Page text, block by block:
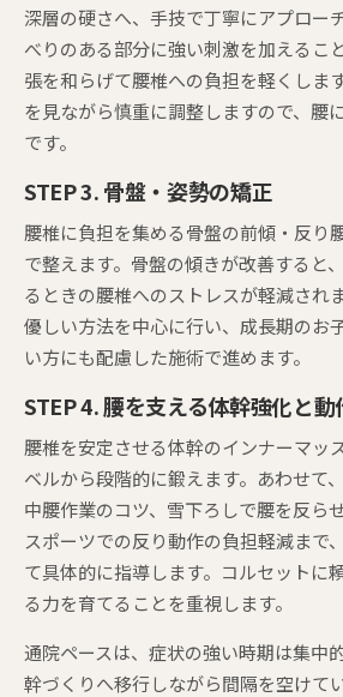
深層の硬さへ、手技で丁寧にアプロー
べりのある部分に強い刺激を加えるこ
張を和らげて腰椎への負担を軽くしま
を見ながら慎重に調整しますので、腰
です。
STEP 3. 骨盤・姿勢の矯正
腰椎に負担を集める骨盤の前傾・反り
で整えます。骨盤の傾きが改善すると
るときの腰椎へのストレスが軽減され
優しい方法を中心に行い、成長期のお
い方にも配慮した施術で進めます。
STEP 4. 腰を支える体幹強化と動
腰椎を安定させる体幹のインナーマッ
ベルから段階的に鍛えます。あわせて
中腰作業のコツ、雪下ろしで腰を反ら
スポーツでの反り動作の負担軽減まで
て具体的に指導します。コルセットに
る力を育てることを重視します。
通院ペースは、症状の強い時期は集中
幹づくりへ移行しながら間隔を空けて